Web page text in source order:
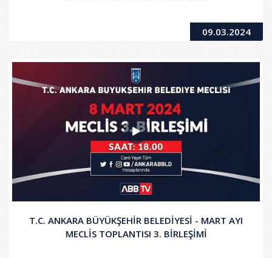
09.03.2024
T.C. ANKARA BÜYÜKŞEHİR BELEDİYESİ - MART AYI
MECLİS TOPLANTISI 3. BİRLEŞİMİ